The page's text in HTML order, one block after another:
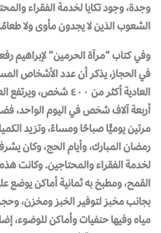
وجدة، وجود تكايا لخدمة الفقراء
الشعوب الذين لا يجدون مأوى ولا
وفي كتاب “مرآة الحرمين” لإبراهيم
في الحجاز، يذكر أن عدد الأشخاص
العادية أكثر من ٤٠٠
أربعة آلاف شخص في اليوم الواحد،
مرتين يوميًّا صباحًا ومساءً، وتزيد
رمضان المبارك، وأيام الحج، وكان
لخدمة الفقراء والمحتاجين. وكانت
القمح، ومطبخ به ثمانية أماكن يوضع
بجانب مخبز لتوفير الخبز ومخزن،
مياه وفيها حنفيات وأماكن للوضوء،